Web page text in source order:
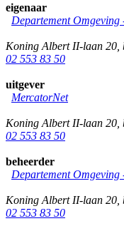
eigenaar
Departement
Koning Albert II-laan 20,
02 553 83 50
uitgever
MercatorNet
Koning Albert II-laan 20,
02 553 83 50
beheerder
Departement
Koning Albert II-laan 20,
02 553 83 50